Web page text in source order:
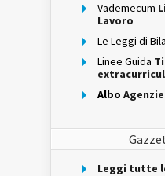
Vademecum
Lavoro
Le Leggi di
Linee Guida
Albo
Leggi tutte